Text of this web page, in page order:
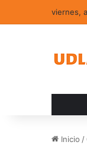
viernes,
Inicio /